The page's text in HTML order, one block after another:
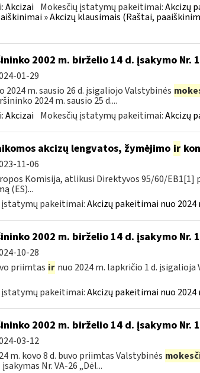
Akcizai Mokesčių įstatymų pakeitimai:Akcizų
» Akcizų klausimais (Raštai,
2002 m. birželio 14 d. įsakymo Nr.
01-29
m. sausio 26 d. įsigaliojo Valstybinės
2024 m. sausio 25 d....
Akcizai Mokesčių įstatymų pakeitimai:Akcizų
akcizų lengvatos, žymėjimo ir
11-06
Komisija, atlikusi Direktyvos 95/60/EB1[1]
(ES)...
įstatymų pakeitimai:Akcizų pakeitimai nuo 2024
2002 m. birželio 14 d. įsakymo Nr.
10-28
priimtas ir nuo 2024 m. lapkričio 1 d. įsigalioja
įstatymų pakeitimai:Akcizų pakeitimai nuo 2024
2002 m. birželio 14 d. įsakymo Nr.
03-12
m. kovo 8 d. buvo priimtas Valstybinės
Nr. VA-26 „Dėl...